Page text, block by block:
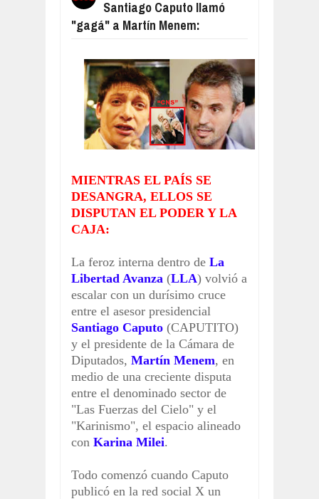
MATÓ A SU NOVIO DE UNA
FACUNDO MOYANO QUEDÓ
Aug 04, 2026
RESUMEN DEL PARTIDO,
Aug 04, 2026
RESUMEN DEL PARTIDO, VÉLEZ LE
RESUMEN DEL PARTIDO, BOCA LE
Aug 06,
Santiago Caputo llamó
"gagá" a Martín Menem:
MIENTRAS EL PAÍS SE
DESANGRA, ELLOS SE
DISPUTAN EL PODER Y LA
CAJA:
La feroz interna dentro de La
Libertad Avanza (LLA) volvió a
escalar con un durísimo cruce
entre el asesor presidencial
Santiago Caputo (CAPUTITO)
y el presidente de la Cámara de
Diputados, Martín Menem, en
medio de una creciente disputa
entre el denominado sector de
"Las Fuerzas del Cielo" y el
"Karinismo", el espacio alineado
con Karina Milei.
Todo comenzó cuando Caputo
publicó en la red social X un